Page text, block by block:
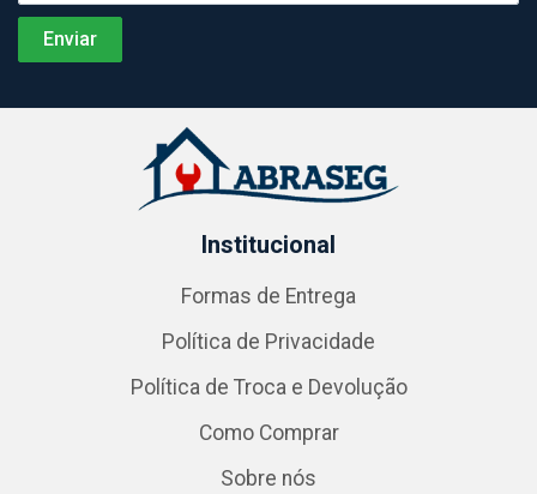
Institucional
Formas de Entrega
Política de Privacidade
Política de Troca e Devolução
Como Comprar
Sobre nós